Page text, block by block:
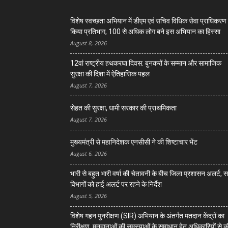
विशेष स्वच्छता अभियान में डीएम एवं सचिव विधिक सेवा
किया प्रतिभाग, 100 से अधिक लोग बने इस अभियान का हिस्सा
August 8, 2026
12वां राष्ट्रीय हथकरघा दिवस: बुनकरों के सम्मान और सामाजिक
सुरक्षा की दिशा में ऐतिहासिक पहल
August 7, 2026
सेहत की सुरक्षा, धामी सरकार की प्राथमिकता
August 7, 2026
मुख्यमंत्री से महानिदेशक एनसीसी ने की शिष्टाचार भेंट
August 6, 2026
भारी से बहुत भारी वर्षा की चेतावनी के बीच जिला प्रशासन अलर्ट,
विभागों को हाई अलर्ट पर रहने के निर्देश
August 5, 2026
विशेष गहन पुनरीक्षण (SIR) अभियान के अंतर्गत मतदान केंद्रों का